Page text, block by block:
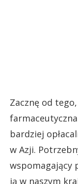
Zacznę od
bardziej
w Azji.
wspomagający
ją w naszym